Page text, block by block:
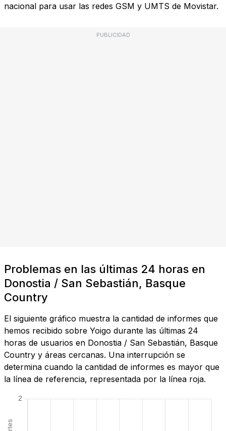
nacional para usar las redes GSM y UMTS de Movistar.
PUBLICIDAD
Problemas en las últimas 24 horas en
Donostia / San Sebastián, Basque
Country
El siguiente gráfico muestra la cantidad de informes que
hemos recibido sobre Yoigo durante las últimas 24
horas de usuarios en Donostia / San Sebastián, Basque
Country y áreas cercanas. Una interrupción se
determina cuando la cantidad de informes es mayor que
la línea de referencia, representada por la línea roja.